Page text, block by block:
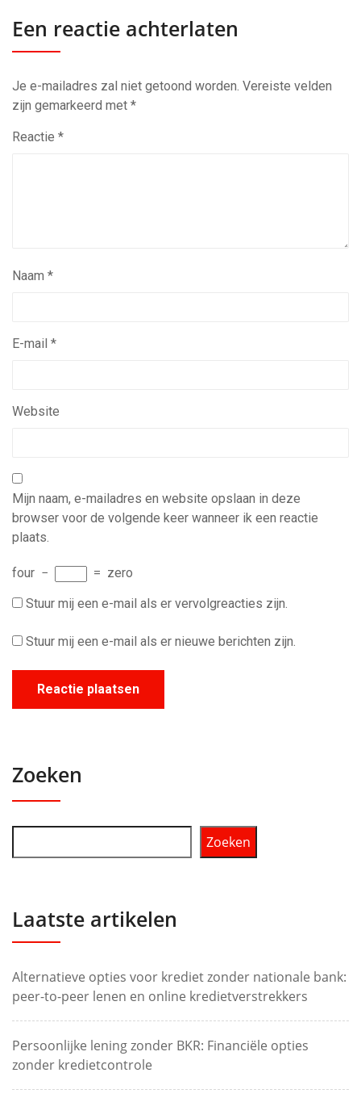
Een reactie achterlaten
Je e-mailadres zal niet getoond worden. Vereiste velden
zijn gemarkeerd met *
Reactie *
Naam *
E-mail *
Website
Mijn naam, e-mailadres en website opslaan in deze
browser voor de volgende keer wanneer ik een reactie
plaats.
four − = zero
Stuur mij een e-mail als er vervolgreacties zijn.
Stuur mij een e-mail als er nieuwe berichten zijn.
Zoeken
Zoeken
Laatste artikelen
Alternatieve opties voor krediet zonder nationale bank:
peer-to-peer lenen en online kredietverstrekkers
Persoonlijke lening zonder BKR: Financiële opties
zonder kredietcontrole